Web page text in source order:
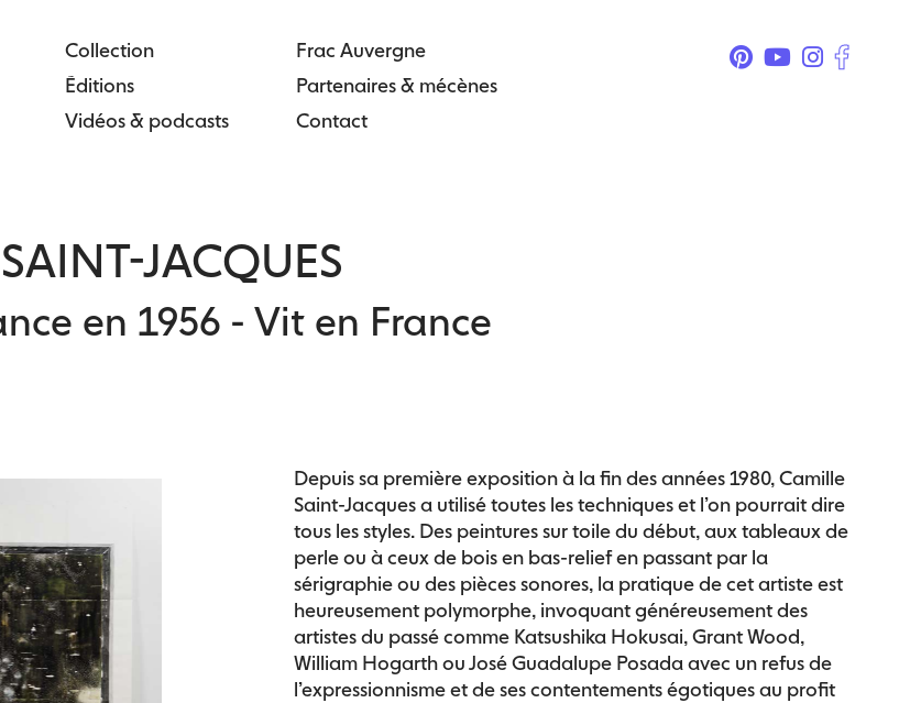
Collection
Éditions
Vidéos & podcasts
Frac Auvergne
Partenaires & mécènes
Contact
JACQUES
en 1956 - Vit en France
Depuis sa première exposition à la fin des années 1980, Camille
Saint-Jacques a utilisé toutes les techniques et l’on pourrait dire
tous les styles. Des peintures sur toile du début, aux tableaux de
perle ou à ceux de bois en bas-relief en passant par la
sérigraphie ou des pièces sonores, la pratique de cet artiste est
heureusement polymorphe, invoquant généreusement des
artistes du passé comme Katsushika Hokusai, Grant Wood,
William Hogarth ou José Guadalupe Posada avec un refus de
l’expressionnisme et de ses contentements égotiques au profit